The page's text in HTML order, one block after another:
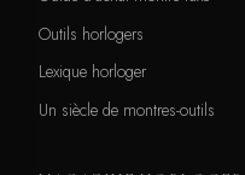
Outils horlogers
Lexique horloger
Un siècle de montres-outils